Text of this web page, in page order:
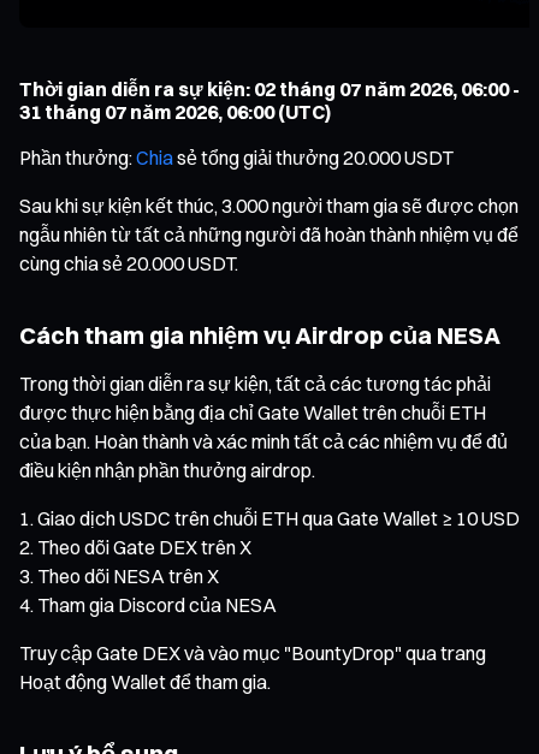
Thời gian diễn ra sự kiện: 02 tháng 07 năm 2026, 06:00 -
31 tháng 07 năm 2026, 06:00 (UTC)
Phần thưởng:Chiasẻ tổng giải thưởng 20.000 USDT
Sau khi sự kiện kết thúc, 3.000 người tham gia sẽ được chọn
ngẫu nhiên từ tất cả những người đã hoàn thành nhiệm vụ để
cùng chia sẻ 20.000 USDT.
Cách tham gia nhiệm vụ Airdrop của NESA
Trong thời gian diễn ra sự kiện, tất cả các tương tác phải
được thực hiện bằng địa chỉ Gate Wallet trên chuỗi ETH
của bạn. Hoàn thành và xác minh tất cả các nhiệm vụ để đủ
điều kiện nhận phần thưởng airdrop.
Giao dịch USDC trên chuỗi ETH qua Gate Wallet ≥ 10 USD
Theo dõi Gate DEX trên X
Theo dõi NESA trên X
Tham gia Discord của NESA
Truy cập Gate DEX và vào mục "BountyDrop" qua trang
Hoạt động Wallet để tham gia.